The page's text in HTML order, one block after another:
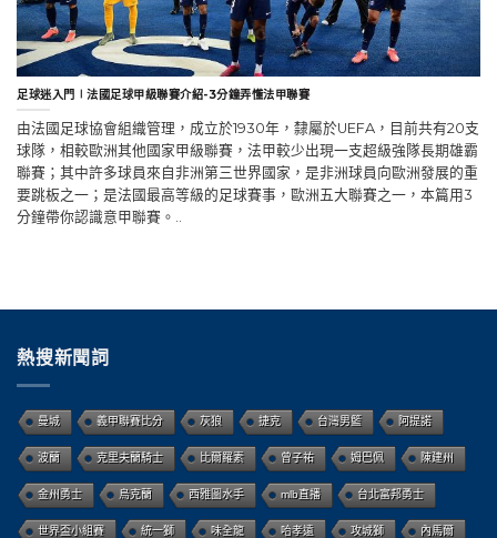
足球迷入門∣法國足球甲級聯賽介紹-3分鐘弄懂法甲聯賽
由法國足球協會組織管理，成立於1930年，隸屬於UEFA，目前共有20支
球隊，相較歐洲其他國家甲級聯賽，法甲較少出現一支超級強隊長期雄霸
聯賽；其中許多球員來自非洲第三世界國家，是非洲球員向歐洲發展的重
要跳板之一；是法國最高等級的足球賽事，歐洲五大聯賽之一，本篇用3
分鐘帶你認識意甲聯賽。..
熱搜新聞詞
曼城 義甲聯賽比分 灰狼 捷克 台灣男籃 阿提諾
波蘭 克里夫蘭騎士 比爾羅素 曾子祐 姆巴佩 陳建州
金州勇士 烏克蘭 西雅圖水手 mlb直播 台北富邦勇士
世界盃小組賽 統一獅 味全龍 哈孝遠 攻城獅 內馬爾